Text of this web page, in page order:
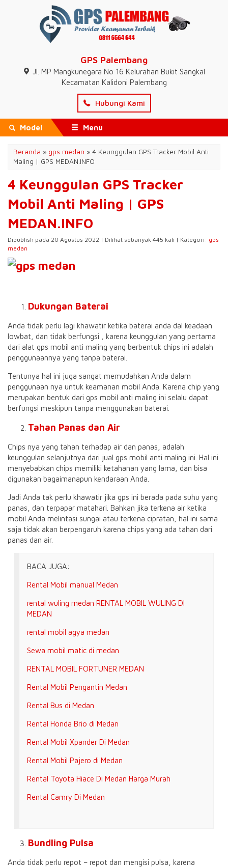
GPS Palembang
Jl. MP Mangkunegara No 16 Kelurahan Bukit Sangkal
Kecamatan Kalidoni Palembang
Hubungi Kami
Model Menu
Beranda » gps medan » 4 Keunggulan GPS Tracker Mobil Anti
Maling | GPS MEDAN.INFO
4 Keunggulan GPS Tracker
Mobil Anti Maling | GPS
MEDAN.INFO
Dipublish pada 20 Agustus 2022 | Dilihat sebanyak 445 kali | Kategori: gps
medan
Dukungan Baterai
Anda tidak perlu lagi khawatir ketika baterai anda dal keadaan
lowbat, dan tidak berfungsi , karena keunggulan yang pertama
dari alat gps mobil anti maling yang berbentuk chips ini adalah
penggunaannya yang tanpa baterai.
Tentunya hal ini juga sangat memudahkan Anda dalam
penggunaan nya untuk keamanan mobil Anda. Karena chip yang
merupakan bentuk dari gps mobil anti maling ini selalu dapat
berfungsi meskipun tanpa menggunakan baterai.
Tahan Panas dan Air
Chips nya yang tahan terhadap air dan panas, adalah
keunggulan selanjutnya dari jual gps mobil anti maling ini. Hal ini
menyebabkan chips memiliki ketahanan yang lama, dan bisa
digunakan bagaimanapun kendaraan Anda.
Jadi Anda tak perlu khawatir jika gps ini berada pada suhu yang
panas, dan terpapar matahari. Bahkan jika terkena air ketika
mobil Anda melintasi sungai atau terkena cipratan, hal ini sama
saja tidak akan berpengaruh karena chips yang ada tahan dari
panas dan air.
BACA JUGA:
Rental Mobil manual Medan
rental wuling medan RENTAL MOBIL WULING DI
MEDAN
rental mobil agya medan
Sewa mobil matic di medan
RENTAL MOBIL FORTUNER MEDAN
Rental Mobil Pengantin Medan
Rental Bus di Medan
Rental Honda Brio di Medan
Rental Mobil Xpander Di Medan
Rental Mobil Pajero di Medan
Rental Toyota Hiace Di Medan Harga Murah
Rental Camry Di Medan
Bundling Pulsa
Anda tidak perlu repot – repot dan mengisi pulsa, karena